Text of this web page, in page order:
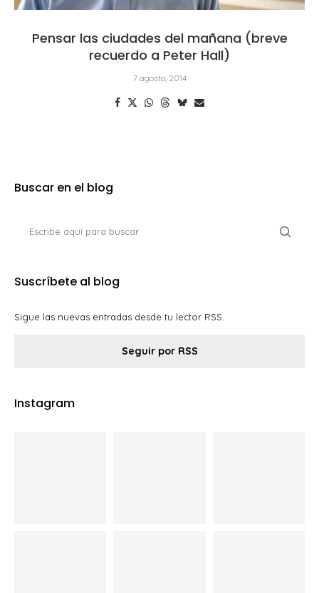
Pensar las ciudades del mañana (breve
recuerdo a Peter Hall)
7 agosto, 2014
Buscar en el blog
Suscríbete al blog
Sigue las nuevas entradas desde tu lector RSS.
Seguir por RSS
Instagram